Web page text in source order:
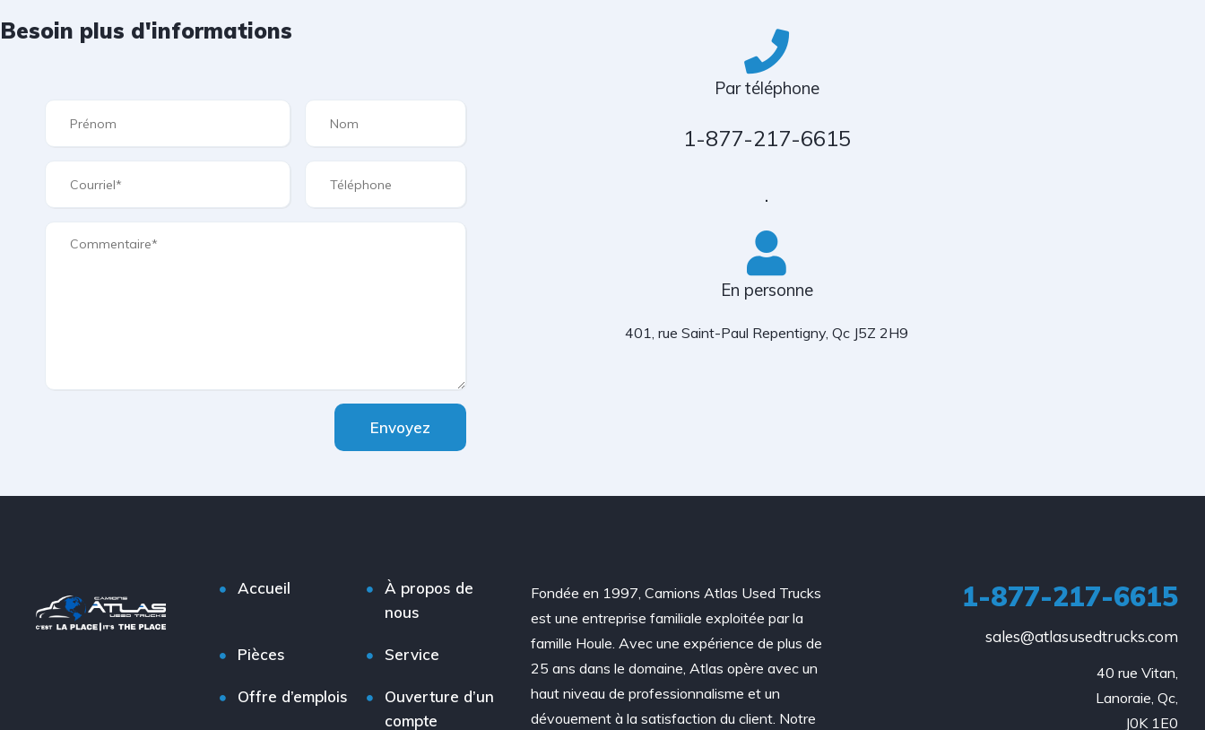
Besoin plus d'informations
Envoyez
Par téléphone
1-877-217-6615
.
En personne
401, rue Saint-Paul Repentigny, Qc J5Z 2H9
Accueil
À propos de
nous
Pièces Service
Offre d’emplois
Ouverture d’un
compte
Fondée en 1997, Camions Atlas Used Trucks
est une entreprise familiale exploitée par la
famille Houle. Avec une expérience de plus de
25 ans dans le domaine, Atlas opère avec un
haut niveau de professionnalisme et un
dévouement à la satisfaction du client. Notre
1-877-217-6615
sales@atlasusedtrucks.com
40 rue Vitan,
Lanoraie, Qc,
J0K 1E0